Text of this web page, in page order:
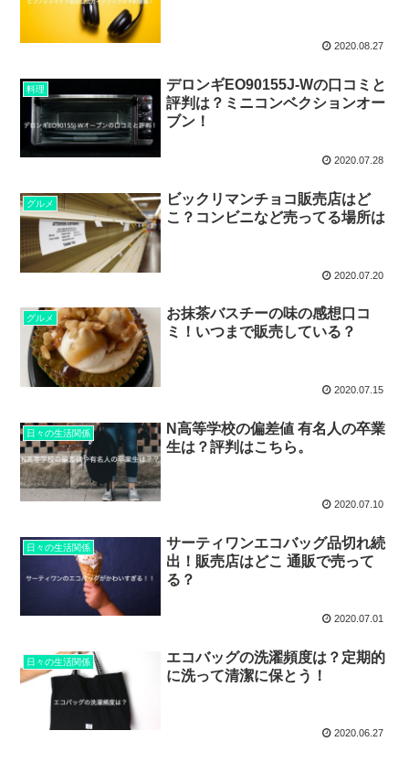
2020.08.27
料理
デロンギEO90155J-Wの口コミと
評判は？ミニコンベクションオー
ブン！
2020.07.28
グルメ
ビックリマンチョコ販売店はど
こ？コンビニなど売ってる場所は
2020.07.20
グルメ
お抹茶バスチーの味の感想口コ
ミ！いつまで販売している？
2020.07.15
日々の生活関係
N高等学校の偏差値 有名人の卒業
生は？評判はこちら。
2020.07.10
日々の生活関係
サーティワンエコバッグ品切れ続
出！販売店はどこ 通販で売って
る？
2020.07.01
日々の生活関係
エコバッグの洗濯頻度は？定期的
に洗って清潔に保とう！
2020.06.27